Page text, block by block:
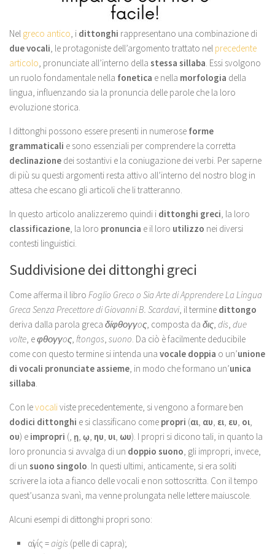
Nel greco antico , i dittonghi rappresentano una combinazione di
due vocali , le protagoniste dell’argomento trattato nel precedente
articolo , pronunciate all’interno della stessa sillaba . Essi svolgono
un ruolo fondamentale nella fonetica e nella morfologia della
lingua, influenzando sia la pronuncia delle parole che la loro
evoluzione storica.
I dittonghi possono essere presenti in numerose forme
grammaticali e sono essenziali per comprendere la corretta
declinazione dei sostantivi e la coniugazione dei verbi. Per saperne
di più su questi argomenti resta attivo all’interno del nostro blog in
attesa che escano gli articoli che li tratteranno.
In questo articolo analizzeremo quindi i dittonghi greci , la loro
classificazione , la loro pronuncia e il loro utilizzo nei diversi
contesti linguistici.
Suddivisione dei dittonghi greci
Come afferma il libro Foglio Greco o Sia Arte di Apprendere La Lingua
Greca Senza Precettore di Giovanni B. Scardavi, il termine dittongo
deriva dalla parola greca δίφθογγoς , composta da δις dis due
volte , eφθογγoς ftongos suono . Da ciò è facilmente deducibile
come con questo termine si intenda una vocale doppia o un’unione
di vocali pronunciate assieme , in modo che formano un’unica
sillaba
Con levocaliviste precedentemente, si vengono a formare ben
dodici dittonghi e si classificano come propri (αι αυ ει ευ οι
ου) e impropri ( ῃ ῳ ηυ υι ωυ). I propri si dicono tali, in quanto la
loro pronuncia si avvalga di un doppio suono , gli impropri, invece,
di un suono singolo . In questi ultimi, anticamente, si era soliti
scrivere la iota a fianco delle vocali e non sottoscritta. Con il tempo
quest’usanza svanì, ma venne prolungata nelle lettere maiuscole.
Alcuni esempi di dittonghi propri sono:
αἰγίς =aigis (pelle di capra);